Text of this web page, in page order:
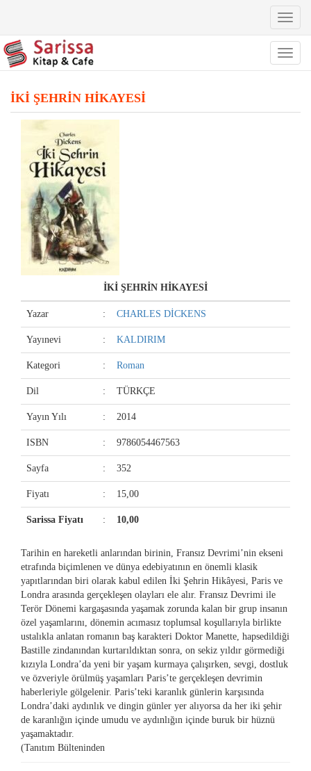
Toggle
Toggle
İKİ ŞEHRİN HİKAYESİ
İKİ ŞEHRİN HİKAYESİ
Yazar : CHARLES DİCKENS
Yayınevi : KALDIRIM
Kategori : Roman
Dil : TÜRKÇE
Yayın Yılı : 2014
ISBN : 9786054467563
Sayfa : 352
Fiyatı : 15,00
Sarissa Fiyatı : 10,00
Tarihin en hareketli anlarından birinin, Fransız Devrimi’nin ekseni
etrafında biçimlenen ve dünya edebiyatının en önemli klasik
yapıtlarından biri olarak kabul edilen İki Şehrin Hikâyesi, Paris ve
Londra arasında gerçekleşen olayları ele alır. Fransız Devrimi ile
Terör Dönemi kargaşasında yaşamak zorunda kalan bir grup insanın
özel yaşamlarını, dönemin acımasız toplumsal koşullarıyla birlikte
ustalıkla anlatan romanın baş karakteri Doktor Manette, hapsedildiği
Bastille zindanından kurtarıldıktan sonra, on sekiz yıldır görmediği
kızıyla Londra’da yeni bir yaşam kurmaya çalışırken, sevgi, dostluk
ve özveriyle örülmüş yaşamları Paris’te gerçekleşen devrimin
haberleriyle gölgelenir. Paris’teki karanlık günlerin karşısında
Londra’daki aydınlık ve dingin günler yer alıyorsa da her iki şehir
de karanlığın içinde umudu ve aydınlığın içinde buruk bir hüznü
yaşamaktadır.
(Tanıtım Bülteninden